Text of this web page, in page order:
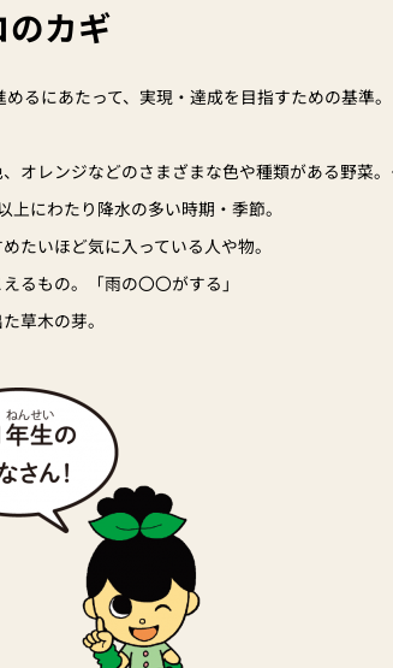
のカギ
るにあたって、実現・達成を目指すための基準
オレンジなどのさまざまな色や種類がある野菜。
にわたり降水の多い時期・季節。
たいほど気に入っている人や物。
るもの。「雨の〇〇がする」
草木の芽。